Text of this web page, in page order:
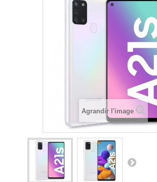
Agrandir l'image